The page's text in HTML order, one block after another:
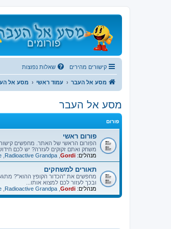
קישורים מהירים שאלות נפוצות
מסע אל העבר עמוד ראשי מסע אל
מסע אל העבר
פורום
פורום ראשי
הפורום הראשי של האתר. מחפשים
משחק ואתם זקוקים לעזרה? יש לכם
מנהלים: Gordi
Radioactive Grandpa
תאורים למשחקים
מחפשים את "הכדור הקופץ ההוא"?
ובכך לעזור לכם למצוא אותו...
מנהלים: Gordi
Radioactive Grandpa